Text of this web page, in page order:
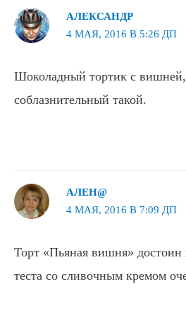
АЛЕКСАНДР
4 МАЯ, 2016 В 5:26 ДП
Шоколадный тортик с
соблазнительный такой.
АЛЕН@
4 МАЯ, 2016 В 7:09 ДП
Торт «Пьяная вишня»
теста со сливочным кремом